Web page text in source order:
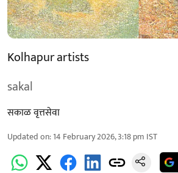
Kolhapur artists
sakal
सकाळ वृत्तसेवा
Updated on:14 February 2026, 3:18 pm IST